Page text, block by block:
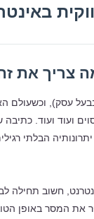
צריך את
עסק), וכשעולם
ועוד. כתיבה
הבלתי
חשוב
המסר באופן